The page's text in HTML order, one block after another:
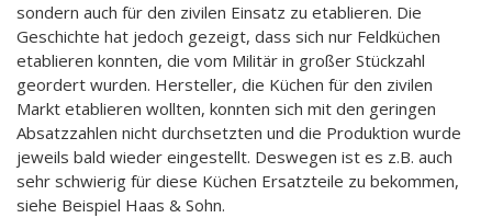
sondern auch für den zivilen Einsatz zu etablieren. Die
Geschichte hat jedoch gezeigt, dass sich nur Feldküchen
etablieren konnten, die vom Militär in großer Stückzahl
geordert wurden. Hersteller, die Küchen für den zivilen
Markt etablieren wollten, konnten sich mit den geringen
Absatzzahlen nicht durchsetzten und die Produktion wurde
jeweils bald wieder eingestellt. Deswegen ist es z.B. auch
sehr schwierig für diese Küchen Ersatzteile zu bekommen,
siehe Beispiel Haas & Sohn.